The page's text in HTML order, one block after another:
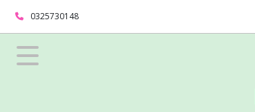
0325730148